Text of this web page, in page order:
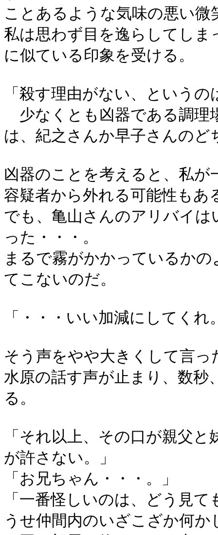
ことあるような気味の悪い微
私は思わず目を逸らしてし
に似ている印象を受ける。
「殺す理由がない、という
少なくとも凶器である調理
は、紀之さんか早子さんの
凶器のことを考えると、私
容疑者から外れる可能性もあ
でも、亀山さんのアリバイ
った・・・。
まるで霧がかかっているか
てこないのだ。
「・・・いい加減にしてくれ
そう声をやや大きくして言
水原の話す声が止まり、数秒
る。
「それ以上、その口が親父
が許さない。」
「お兄ちゃん・・・。」
「一番怪しいのは、どう見
うせ仲間内のいざこざか何か